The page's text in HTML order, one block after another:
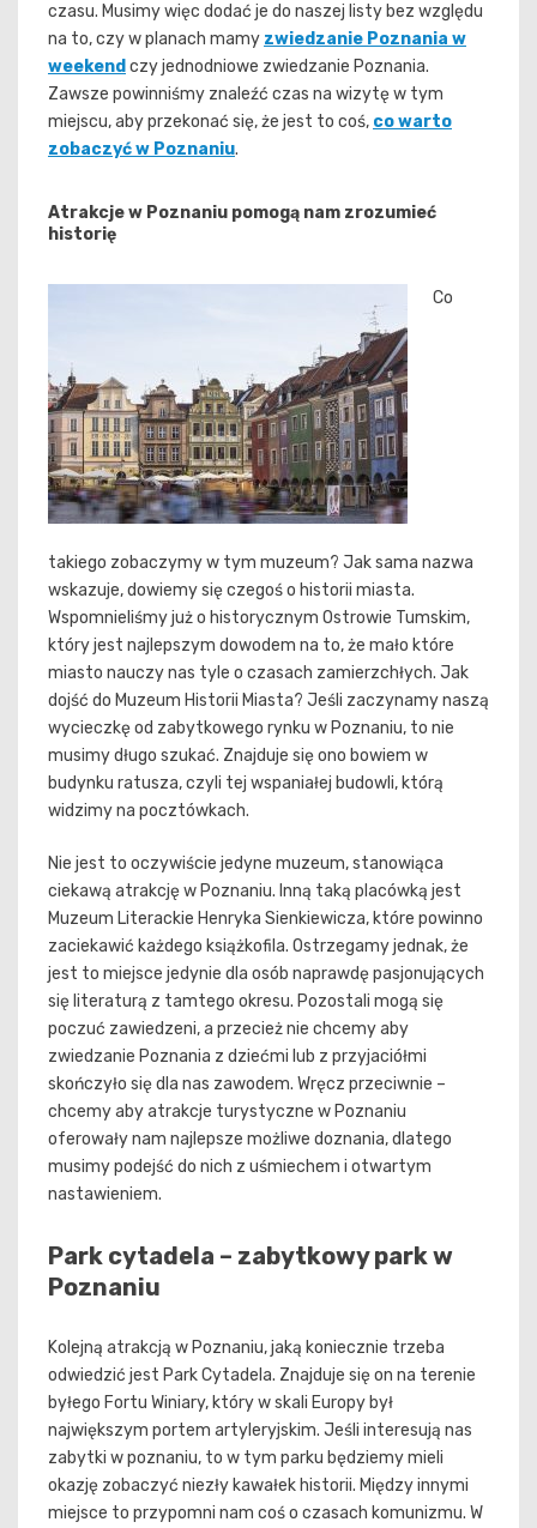
czasu. Musimy więc dodać je do naszej listy bez względu
na to, czy w planach mamy zwiedzanie Poznania w
weekend czy jednodniowe zwiedzanie Poznania.
Zawsze powinniśmy znaleźć czas na wizytę w tym
miejscu, aby przekonać się, że jest to coś, co warto
zobaczyć w Poznaniu.
Atrakcje w Poznaniu pomogą nam zrozumieć
historię
Co
takiego zobaczymy w tym muzeum? Jak sama nazwa
wskazuje, dowiemy się czegoś o historii miasta.
Wspomnieliśmy już o historycznym Ostrowie Tumskim,
który jest najlepszym dowodem na to, że mało które
miasto nauczy nas tyle o czasach zamierzchłych. Jak
dojść do Muzeum Historii Miasta? Jeśli zaczynamy naszą
wycieczkę od zabytkowego rynku w Poznaniu, to nie
musimy długo szukać. Znajduje się ono bowiem w
budynku ratusza, czyli tej wspaniałej budowli, którą
widzimy na pocztówkach.
Nie jest to oczywiście jedyne muzeum, stanowiąca
ciekawą atrakcję w Poznaniu. Inną taką placówką jest
Muzeum Literackie Henryka Sienkiewicza, które powinno
zaciekawić każdego książkofila. Ostrzegamy jednak, że
jest to miejsce jedynie dla osób naprawdę pasjonujących
się literaturą z tamtego okresu. Pozostali mogą się
poczuć zawiedzeni, a przecież nie chcemy aby
zwiedzanie Poznania z dziećmi lub z przyjaciółmi
skończyło się dla nas zawodem. Wręcz przeciwnie –
chcemy aby atrakcje turystyczne w Poznaniu
oferowały nam najlepsze możliwe doznania, dlatego
musimy podejść do nich z uśmiechem i otwartym
nastawieniem.
Park cytadela – zabytkowy park w
Poznaniu
Kolejną atrakcją w Poznaniu, jaką koniecznie trzeba
odwiedzić jest Park Cytadela. Znajduje się on na terenie
byłego Fortu Winiary, który w skali Europy był
największym portem artyleryjskim. Jeśli interesują nas
zabytki w poznaniu, to w tym parku będziemy mieli
okazję zobaczyć niezły kawałek historii. Między innymi
miejsce to przypomni nam coś o czasach komunizmu. W